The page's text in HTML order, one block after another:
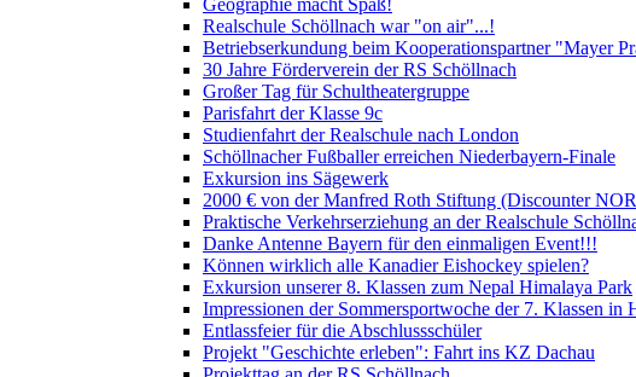
Geographie macht Spaß!
Realschule Schöllnach war "on air"...!
Betriebserkundung beim Kooperationspartner "Mayer
30 Jahre Förderverein der RS Schöllnach
Großer Tag für Schultheatergruppe
Parisfahrt der Klasse 9c
Studienfahrt der Realschule nach London
Schöllnacher Fußballer erreichen Niederbayern-Finale
Exkursion ins Sägewerk
2000 € von der Manfred Roth Stiftung (Discounter
Praktische Verkehrserziehung an der Realschule
Danke Antenne Bayern für den einmaligen Event!!!
Können wirklich alle Kanadier Eishockey spielen?
Exkursion unserer 8. Klassen zum Nepal Himalaya Park
Impressionen der Sommersportwoche der 7. Klassen in
Entlassfeier für die Abschlussschüler
Projekt "Geschichte erleben": Fahrt ins KZ Dachau